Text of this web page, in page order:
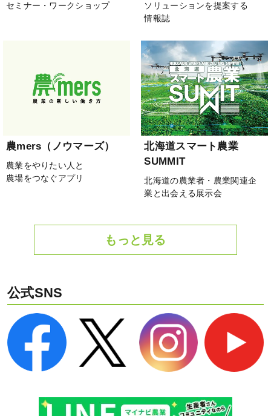
セミナー・ワークショップ
ソリューションを提案する
情報誌
農mers（ノウマーズ）
農業をやりたい人と
農場をつなぐアプリ
北海道スマート農業
SUMMIT
北海道の農業者・農業関連企
業と出会える展示会
もっと見る
公式SNS